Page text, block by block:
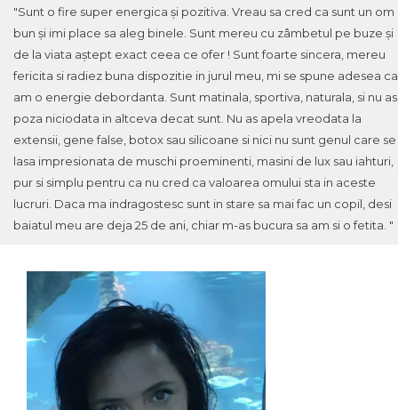
"Sunt o fire super energica și pozitiva. Vreau sa cred ca sunt un om
bun și imi place sa aleg binele. Sunt mereu cu zâmbetul pe buze și
de la viata aștept exact ceea ce ofer ! Sunt foarte sincera, mereu
fericita si radiez buna dispozitie in jurul meu, mi se spune adesea ca
am o energie debordanta. Sunt matinala, sportiva, naturala, si nu as
poza niciodata in altceva decat sunt. Nu as apela vreodata la
extensii, gene false, botox sau silicoane si nici nu sunt genul care se
lasa impresionata de muschi proeminenti, masini de lux sau iahturi,
pur si simplu pentru ca nu cred ca valoarea omului sta in aceste
lucruri. Daca ma indragostesc sunt in stare sa mai fac un copil, desi
baiatul meu are deja 25 de ani, chiar m-as bucura sa am si o fetita. "